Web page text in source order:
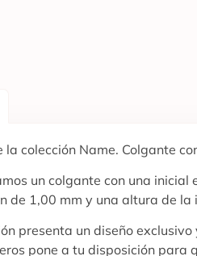
la colección Name. Colgante
un colgante con una
de 1,00 mm y una altura de la
presenta un diseño
pone a tu disposición